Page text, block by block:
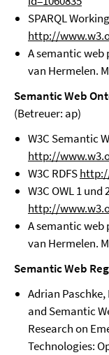
SPARQL
http://
A semantic web
van Hermelen.
Semantic Web
(Betreuer: ap)
W3C Semantic
http://
W3C RDFS
W3C OWL 1 und
http://
A semantic web
van Hermelen.
Semantic Web
Adrian
and Semantic
Research on
Technologies: